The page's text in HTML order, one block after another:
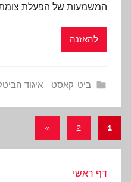
המשמעות של הפעלת צומת
להאזנה
ביט-קאסט - איגוד
ניווט
1
2
Next
»
דף ראשי